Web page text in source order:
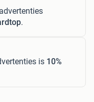
.
is 10%